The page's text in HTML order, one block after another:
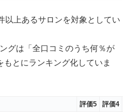
以上あるサロンを対象としてい
グは「全口コミのうち何％が
とにランキング化していま
評価5 評価4